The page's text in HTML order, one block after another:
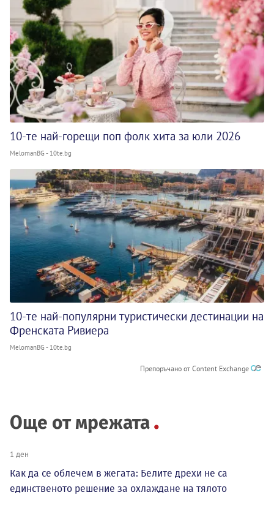
10-те най-горещи поп фолк хита за юли 2026
MelomanBG - 10te.bg
10-те най-популярни туристически дестинации на
Френската Ривиера
MelomanBG - 10te.bg
Препоръчано от Content Exchange
Още от мрежата
1 ден
Как да се облечем в жегата: Белите дрехи не са
единственото решение за охлаждане на тялото